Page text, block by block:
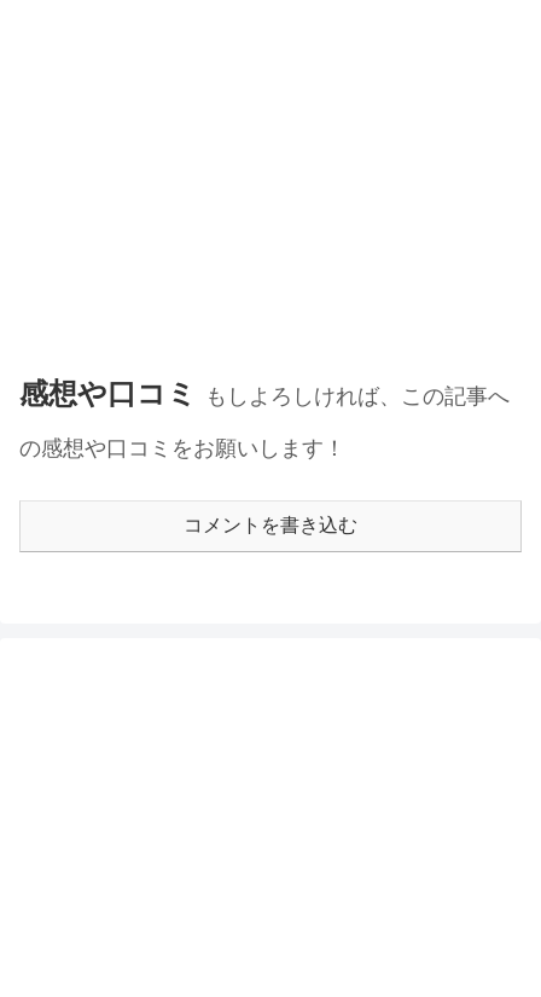
感想や口コミ
もしよろしければ、この記事へ
の感想や口コミをお願いします！
コメントを書き込む